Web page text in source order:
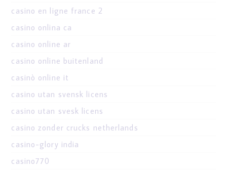
casino en ligne france 2
casino onlina ca
casino online ar
casino online buitenland
casinò online it
casino utan svensk licens
casino utan svesk licens
casino zonder crucks netherlands
casino-glory india
casino770